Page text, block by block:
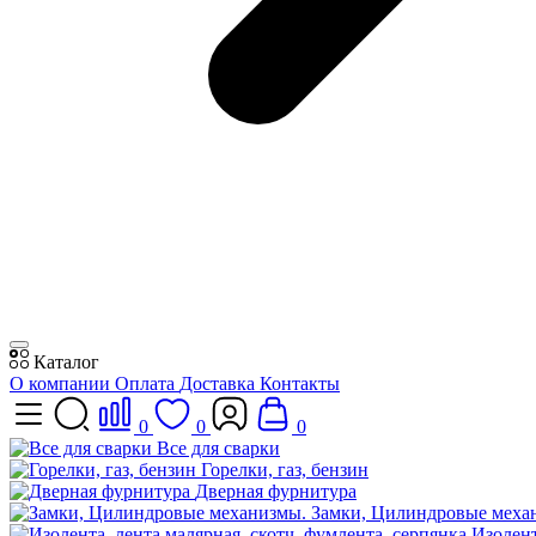
Каталог
О компании Оплата Доставка Контакты
0 0
0
Все для сварки
Горелки, газ, бензин
Дверная фурнитура
Замки, Цилиндровые